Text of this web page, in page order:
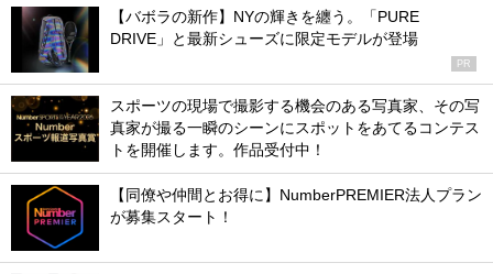
【バボラの新作】NYの輝きを纏う。「PURE
DRIVE」と最新シューズに限定モデルが登場
PR
スポーツの現場で撮影する機会のある写真家、その写
真家が撮る一瞬のシーンにスポットをあてるコンテス
トを開催します。作品受付中！
【同僚や仲間とお得に】NumberPREMIER法人プラン
が募集スタート！